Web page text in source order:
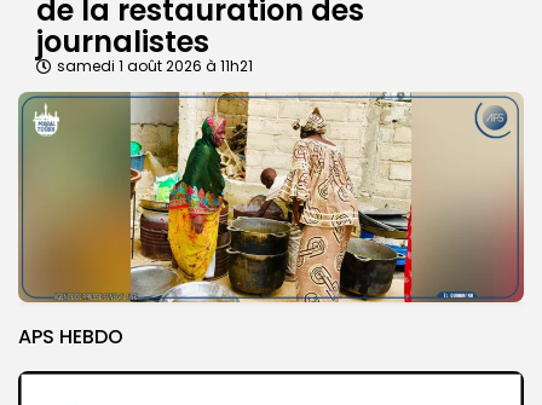
de la restauration des
journalistes
samedi 1 août 2026 à 11h21
APS HEBDO